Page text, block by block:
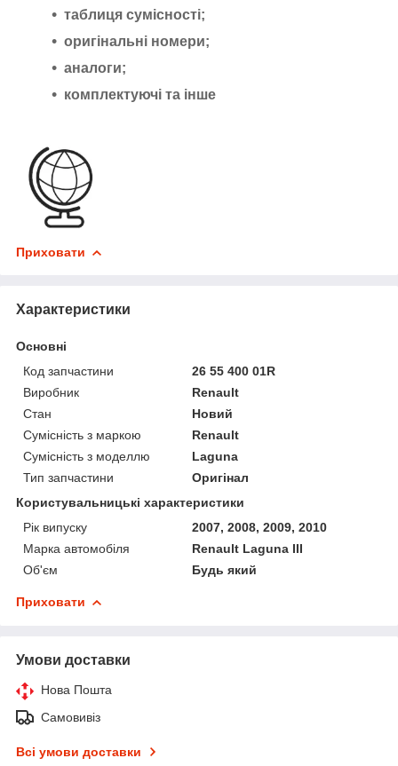
таблиця сумісності;
оригінальні номери;
аналоги;
комплектуючі та інше
Приховати
Характеристики
Основні
Код запчастини
26 55 400 01R
Виробник
Renault
Стан
Новий
Сумісність з маркою
Renault
Сумісність з моделлю
Laguna
Тип запчастини
Оригінал
Користувальницькі характеристики
Рік випуску
2007, 2008, 2009, 2010
Марка автомобіля
Renault Laguna III
Об'єм
Будь який
Приховати
Умови доставки
Нова Пошта
Самовивіз
Всі умови доставки